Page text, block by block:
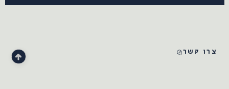
צרו קשר